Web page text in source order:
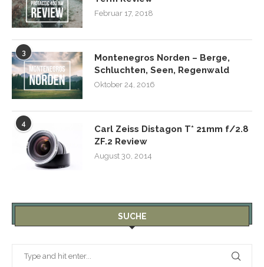
Februar 17, 2018
3
Montenegros Norden – Berge,
Schluchten, Seen, Regenwald
Oktober 24, 2016
4
Carl Zeiss Distagon T* 21mm f/2.8
ZF.2 Review
August 30, 2014
SUCHE